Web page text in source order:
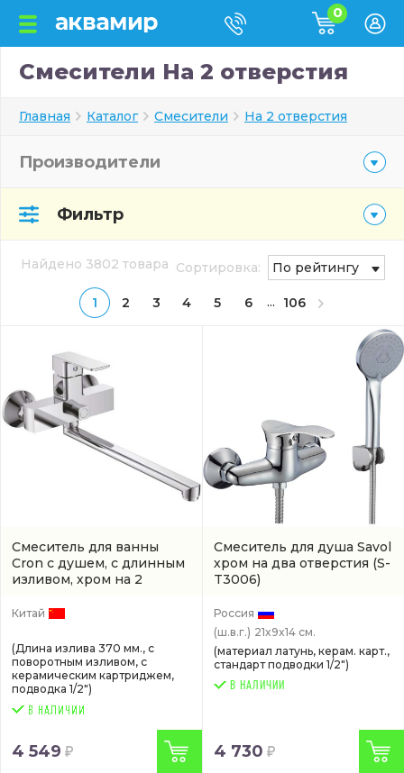
0
Смесители На 2 отверстия
Главная Каталог Смесители На 2 отверстия
Производители
Фильтр
Найдено 3802 товара
1 2 3 4 5 6 ... 106
Сортировка: По рейтингу
Смеситель для ванны
Cron с душем, с длинным
изливом, хром на 2
Китай
(Длина излива 370 мм., с
поворотным изливом, с
керамическим картриджем,
подводка 1/2")
4 549
Смеситель для душа Savol
хром на два отверстия (S-
T3006)
Россия
(ш.в.г.) 21x9x14 см.
(материал латунь, керам. карт.,
стандарт подводки 1/2")
В НАЛИЧИИ
4 730